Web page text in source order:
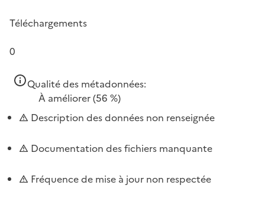
Téléchargements
0
Qualité des métadonnées:
À améliorer(56 %)
Description des données non renseignée
Documentation des fichiers manquante
Fréquence de mise à jour non respectée